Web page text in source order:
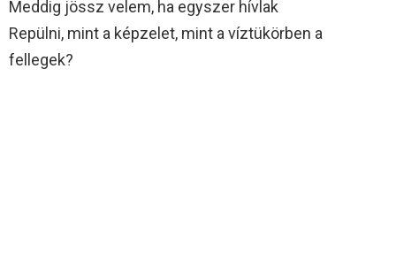
Meddig jössz velem, ha egyszer hívlak
Repülni, mint a képzelet, mint a víztükörben a
fellegek?